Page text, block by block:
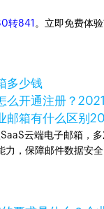
转841 。立即免费体
多少钱
么开通注册？
邮箱有什么区别
云端电子邮箱，
，保障邮件数据安全